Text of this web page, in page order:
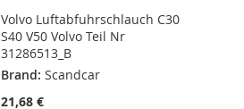
Volvo Luftabfuhrschlauch C30
S40 V50 Volvo Teil Nr
31286513_B
Brand: Scandcar
21,68 €